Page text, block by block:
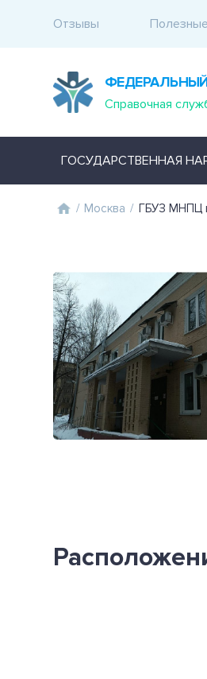
Отзывы
Справочная
ГОСУДАРСТВЕННАЯ
/ Москва / ГБУЗ МНПЦ